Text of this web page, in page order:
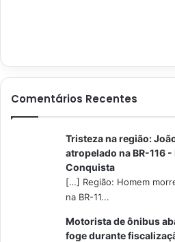
Comentários Recentes
Tristeza na região:
atropelado na BR-116
Conquista
[…] Região: Homem
na BR-11...
Motorista de ônibus
foge durante